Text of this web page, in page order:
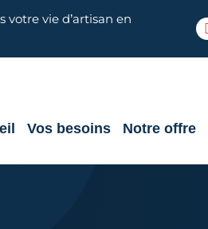
votre vie d’artisan en
Vos besoins Notre offre